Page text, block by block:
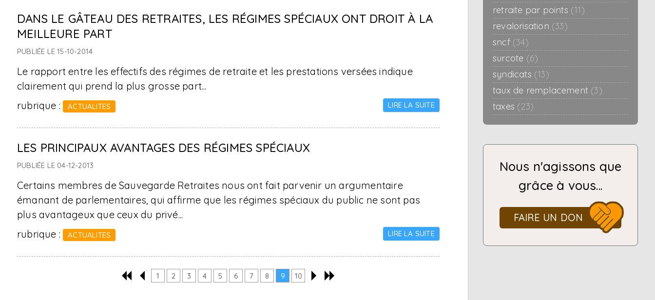
DANS LE GÂTEAU DES RETRAITES, LES RÉGIMES SPÉCIAUX ONT DROIT À LA
MEILLEURE PART
PUBLIÉE LE 15-10-2014
Le rapport entre les effectifs des régimes de retraite et les prestations versées indique
clairement qui prend la plus grosse part...
rubrique : ACTUALITES LIRE LA SUITE
LES PRINCIPAUX AVANTAGES DES RÉGIMES SPÉCIAUX
PUBLIÉE LE 04-12-2013
Certains membres de Sauvegarde Retraites nous ont fait parvenir un argumentaire
émanant de parlementaires, qui affirme que les régimes spéciaux du public ne sont pas
plus avantageux que ceux du privé...
rubrique : ACTUALITES LIRE LA SUITE
1 2 3 4 5 6 7 8 9 10
retraite par points (11)
revalorisation (33)
sncf (34)
surcote (6)
syndicats (13)
taux de remplacement (3)
taxes (23)
Nous n'agissons que
grâce à vous...
FAIRE UN DON